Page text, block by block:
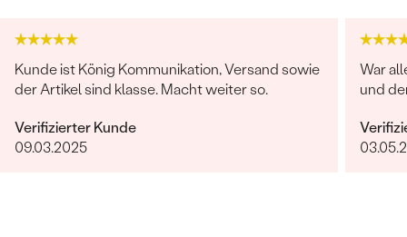
Kunde ist König Kommunikation, Versand sowie
der Artikel sind klasse. Macht weiter so.
Verifizierter Kunde
09.03.2025
War
und